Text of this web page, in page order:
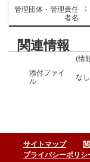
管理団体・管理責任
者名
：
関連情報
(情
添付ファイ
ル
なし
サイトマップ
プライバシーポリシ